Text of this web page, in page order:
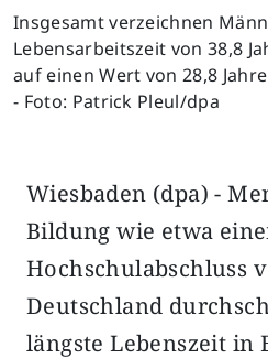
Insgesamt verzeichnen
Lebensarbeitszeit von 38,8
auf einen Wert von 28,8
- Foto: Patrick Pleul/dpa
Wiesbaden (dpa) -
Bildung wie etwa
Hochschulabschluss
Deutschland
längste Lebenszeit in